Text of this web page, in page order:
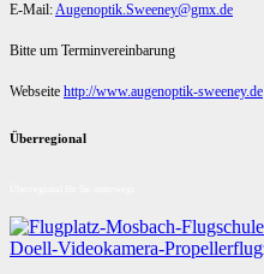
E-Mail:Augenoptik.Sweeney@gmx.de
Bitte um Terminvereinbarung
Webseite http://www.augenoptik-sweeney.de
Überregional